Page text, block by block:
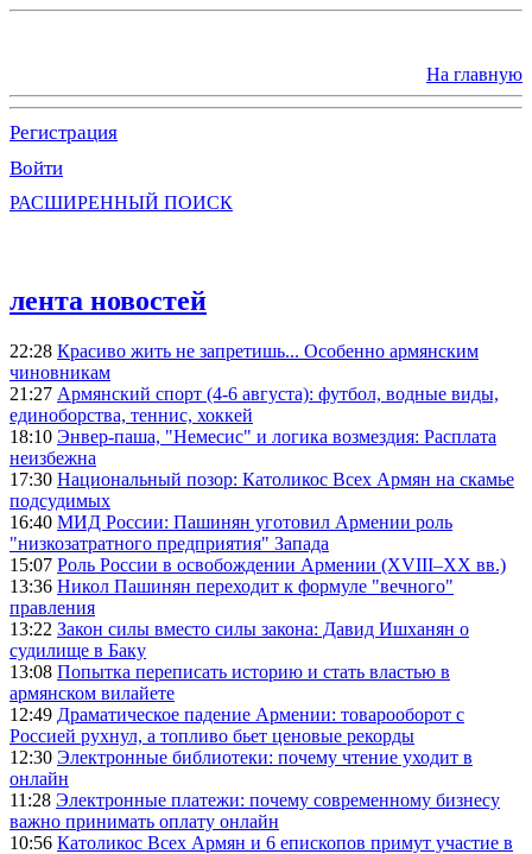
На главную
Регистрация
Войти
РАСШИРЕННЫЙ ПОИСК
лента новостей
22:28 Красиво жить не запретишь... Особенно армянским
чиновникам
21:27 Армянский спорт (4-6 августа): футбол, водные виды,
единоборства, теннис, хоккей
18:10 Энвер-паша, "Немесис" и логика возмездия: Расплата
неизбежна
17:30 Национальный позор: Католикос Всех Армян на скамье
подсудимых
16:40 МИД России: Пашинян уготовил Армении роль
"низкозатратного предприятия" Запада
15:07 Роль России в освобождении Армении (XVIII–XX вв.)
13:36 Никол Пашинян переходит к формуле "вечного"
правления
13:22 Закон силы вместо силы закона: Давид Ишханян о
судилище в Баку
13:08 Попытка переписать историю и стать властью в
армянском вилайете
12:49 Драматическое падение Армении: товарооборот с
Россией рухнул, а топливо бьет ценовые рекорды
12:30 Электронные библиотеки: почему чтение уходит в
онлайн
11:28 Электронные платежи: почему современному бизнесу
важно принимать оплату онлайн
10:56 Католикос Всех Армян и 6 епископов примут участие в